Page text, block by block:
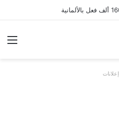
إعلانات